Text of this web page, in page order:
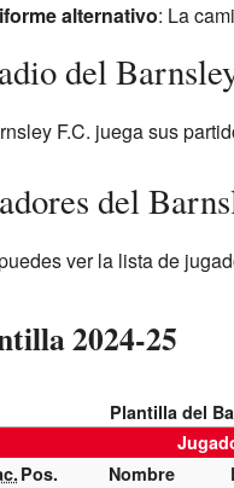
alternativo: La
del
F.C. juega sus
del
ver la lista de
2024-25
Plantilla del
Pos. Nombre